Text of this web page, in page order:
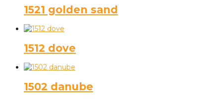
1521 golden sand
1512 dove
1502 danube